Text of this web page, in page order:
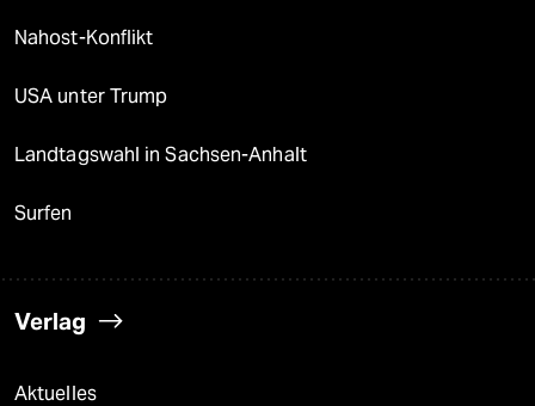
Nahost-Konflikt
USA unter Trump
Landtagswahl in Sachsen-Anhalt
Surfen
Verlag
Aktuelles